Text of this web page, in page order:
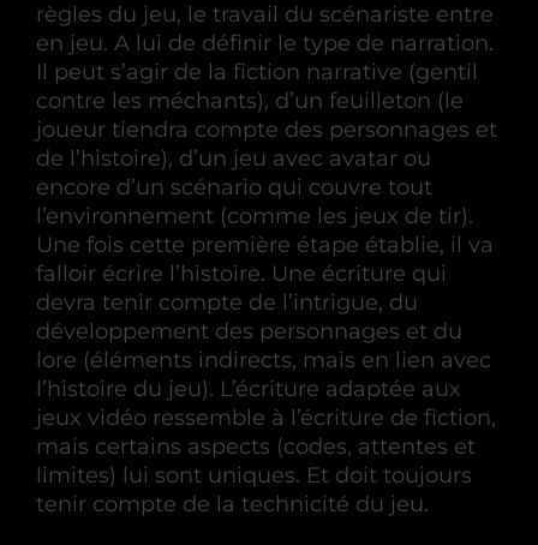
règles du jeu, le travail du scénariste entre
en jeu. A lui de définir le type de narration.
Il peut s’agir de la fiction narrative (gentil
contre les méchants), d’un feuilleton (le
joueur tiendra compte des personnages et
de l’histoire), d’un jeu avec avatar ou
encore d’un scénario qui couvre tout
l’environnement (comme les jeux de tir).
Une fois cette première étape établie, il va
falloir écrire l’histoire. Une écriture qui
devra tenir compte de l’intrigue, du
développement des personnages et du
lore (éléments indirects, mais en lien avec
l’histoire du jeu). L’écriture adaptée aux
jeux vidéo ressemble à l’écriture de fiction,
mais certains aspects (codes, attentes et
limites) lui sont uniques. Et doit toujours
tenir compte de la technicité du jeu.